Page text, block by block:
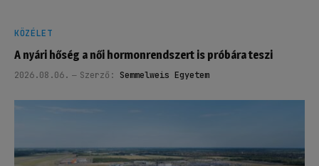
KÖZÉLET
A nyári hőség a női hormonrendszert is próbára teszi
2026.08.06. Szerző: Semmelweis Egyetem